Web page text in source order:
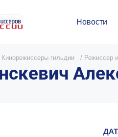
Новости
Кинорежиссеры гильдии / Режиссер